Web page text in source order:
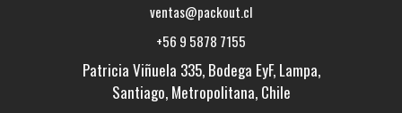
ventas@packout.cl
+56 9 5878 7155
Patricia Viñuela 335, Bodega EyF, Lampa,
Santiago, Metropolitana, Chile